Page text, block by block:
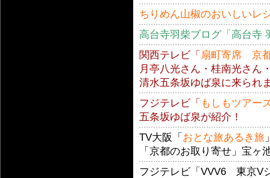
ちりめん山椒のおいしいレ
高台寺羽柴ブログ「高台寺
関西テレビ「 扇町寄席 京
月亭八光さん・桂南光さん
清水五条坂ゆば泉に来られ
フジテレビ「 もしもツアー
五条坂ゆば泉が紹介！
TV大阪「 おとな旅あるき旅
「京都のお取り寄せ」宝ヶ
フジテレビ「VVV6 東京V